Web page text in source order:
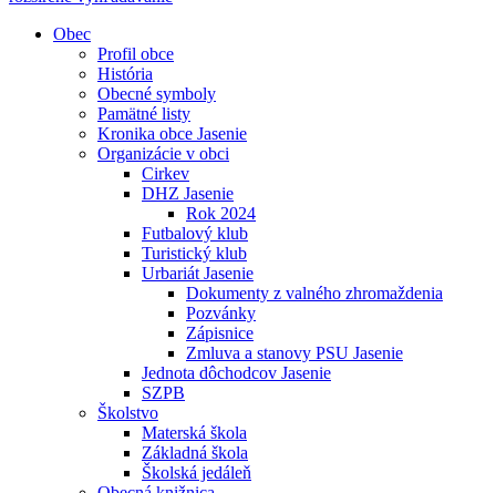
Obec
Profil obce
História
Obecné symboly
Pamätné listy
Kronika obce Jasenie
Organizácie v obci
Cirkev
DHZ Jasenie
Rok 2024
Futbalový klub
Turistický klub
Urbariát Jasenie
Dokumenty z valného zhromaždenia
Pozvánky
Zápisnice
Zmluva a stanovy PSU Jasenie
Jednota dôchodcov Jasenie
SZPB
Školstvo
Materská škola
Základná škola
Školská jedáleň